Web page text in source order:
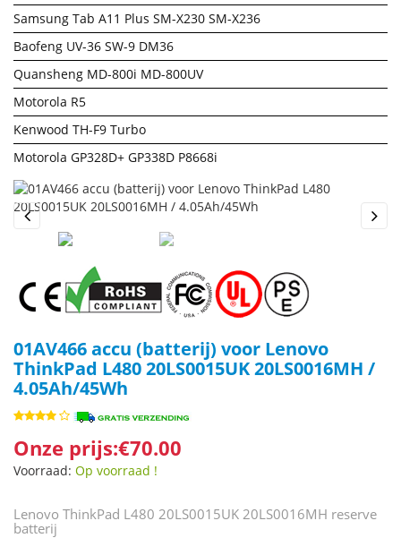
Samsung Tab A11 Plus SM-X230 SM-X236
Baofeng UV-36 SW-9 DM36
Quansheng MD-800i MD-800UV
Motorola R5
Kenwood TH-F9 Turbo
Motorola GP328D+ GP338D P8668i
Previous
01AV466 accu (batterij) voor Lenovo
ThinkPad L480 20LS0015UK 20LS0016MH /
4.05Ah/45Wh
Onze prijs:€70.00
Voorraad: Op voorraad !
Lenovo ThinkPad L480 20LS0015UK 20LS0016MH reserve
batterij